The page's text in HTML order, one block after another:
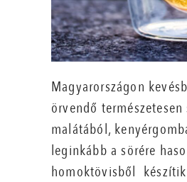
Magyarországon
örvendő
malátából,
leginkább a sörére
homoktövisből